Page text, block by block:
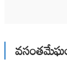
వసంతమేఘం